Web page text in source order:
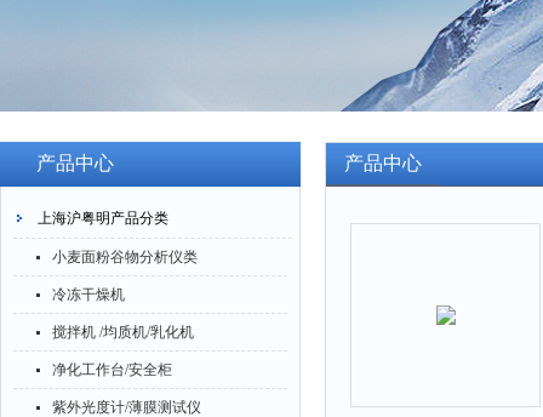
产品中心
上海沪粤明产品分类
小麦面粉谷物分析仪类
冷冻干燥机
搅拌机 /均质机/乳化机
净化工作台/安全柜
紫外光度计/薄膜测试仪
产品中心